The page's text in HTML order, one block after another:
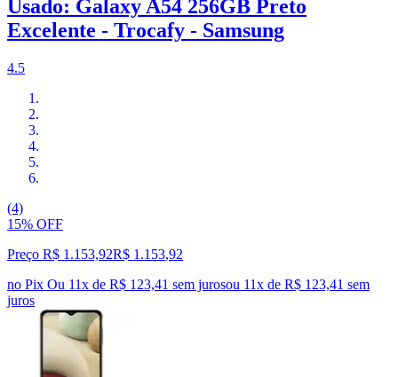
Usado: Galaxy A54 256GB Preto
Excelente - Trocafy - Samsung
4.5
(4)
15% OFF
Preço R$ 1.153,92R$ 1.153,92
no Pix Ou 11x de R$ 123,41 sem jurosou 11x de R$ 123,41 sem
juros